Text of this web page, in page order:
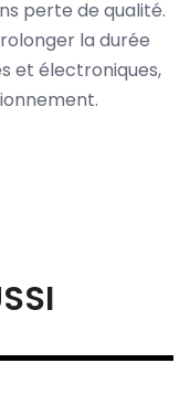
perte de qualité.
la durée
et électroniques,